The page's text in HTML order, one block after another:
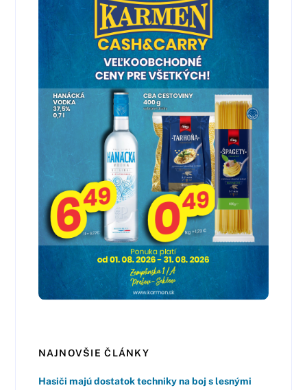
NAJNOVŠIE ČLÁNKY
Hasiči majú dostatok techniky na boj s lesnými